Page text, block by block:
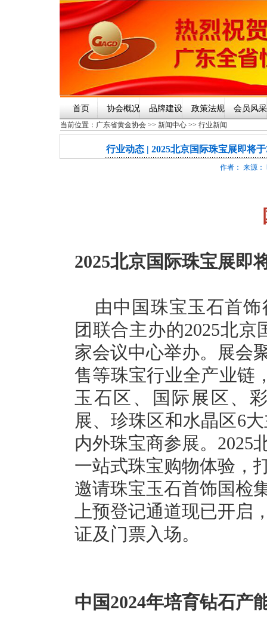
首页 协会概况 品牌建设 政策法规 会员风采
当前位置： 广东省黄金协会 >> 新闻中心 >> 行业新闻
行业动态 | 2025北京国际珠宝展即将
作者： 来源：
2025北京国际珠宝展即
由中国珠宝玉石首
团联合主办的2025北
家会议中心举办。展会
售等珠宝行业全产业链
玉石区、国际展区、
展、珍珠区和水晶区6
内外珠宝商参展。2025
一站式珠宝购物体验，
邀请珠宝玉石首饰国检
上预登记通道现已开启
证及门票入场。
中国2024年培育钻石产